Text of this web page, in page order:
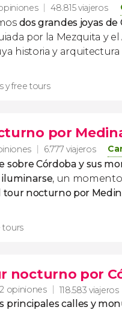
48.815 viajeros
dos grandes joyas de
por la Mezquita y el
historia y arquitectura
y free tours
por
6.777 viajeros
sobre Córdoba y sus
, un
tour nocturno por
tours
nocturno por
opiniones 118.583 viajeros
principales calles y